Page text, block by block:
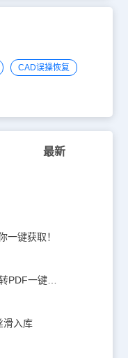
CAD误操恢复
最新
一键获取！
CAD怎么批量打印成PDF？CAD转PDF一键批量完成！
滑入库